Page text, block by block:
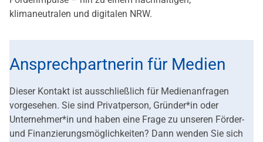
klimaneutralen und digitalen NRW.
Ansprechpartnerin für Medien
Dieser Kontakt ist ausschließlich für Medienanfragen
vorgesehen. Sie sind Privatperson, Gründer*in oder
Unternehmer*in und haben eine Frage zu unseren Förder-
und Finanzierungsmöglichkeiten? Dann wenden Sie sich